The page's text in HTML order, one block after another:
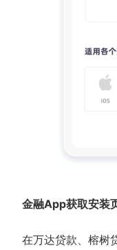
金融App获取安装
在万达贷款、榕树